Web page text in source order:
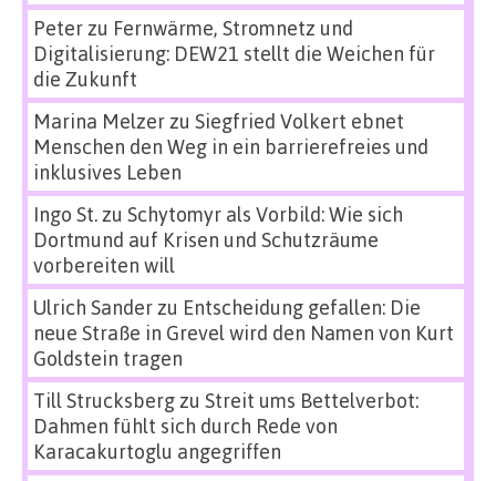
Peterzu Fernwärme, Stromnetz und
Digitalisierung: DEW21 stellt die Weichen für
die Zukunft
Marina Melzerzu Siegfried Volkert ebnet
Menschen den Weg in ein barrierefreies und
inklusives Leben
Ingo St.zu Schytomyr als Vorbild: Wie sich
Dortmund auf Krisen und Schutzräume
vorbereiten will
Ulrich Sanderzu Entscheidung gefallen: Die
neue Straße in Grevel wird den Namen von Kurt
Goldstein tragen
Till Strucksbergzu Streit ums Bettelverbot:
Dahmen fühlt sich durch Rede von
Karacakurtoglu angegriffen